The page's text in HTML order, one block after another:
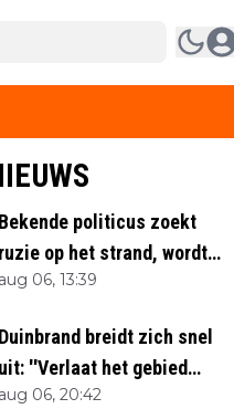
politicus zoekt
ruzie op het strand, wordt
neergemaaid
aug 06, 13:39
breidt zich snel
''Verlaat het gebied
06, 20:42